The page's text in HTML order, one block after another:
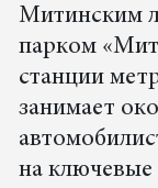
Митинским
парком
станции
занимает
на ключевые